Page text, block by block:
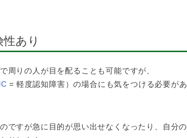
あり
周りの人が目を配ることも可能ですが、
= 軽度認知障害）の場合にも気をつける必要があ
ですが急に目的が思い出せなくなったり、自分の